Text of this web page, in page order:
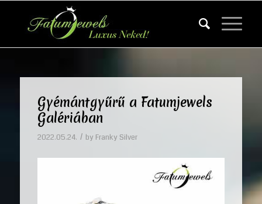
Gyémántgyűrű a Fatumjewels
Galériában
2022.05.24. / by Franky Silver